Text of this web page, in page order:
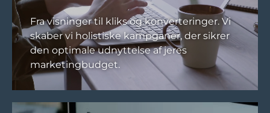
Fra visninger til kliks og konverteringer. Vi
skaber vi holistiske kampganer, der sikrer
den optimale udnyttelse af jeres
marketingbudget.